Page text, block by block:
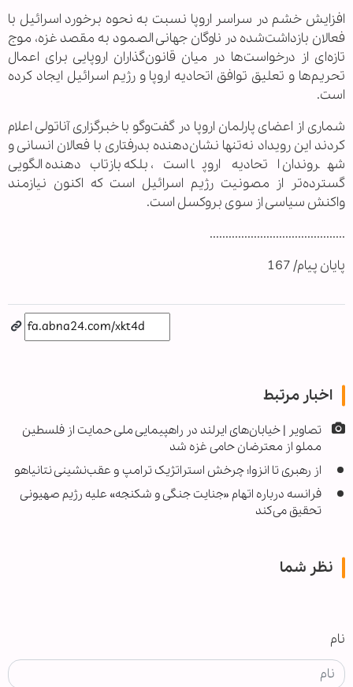
افزایش خشم در سراسر اروپا نسبت به نحوه برخورد اسرائیل با
فعالان بازداشت‌شده در ناوگان جهانی الصمود به مقصد غزه، موج
تازه‌ای از درخواست‌ها در میان قانون‌گذاران اروپایی برای اعمال
تحریم‌ها و تعلیق توافق اتحادیه اروپا و رژیم اسرائیل ایجاد کرده
است.
شماری از اعضای پارلمان اروپا در گفت‌وگو با خبرگزاری آناتولی اعلام
کردند این رویداد نه‌تنها نشان‌دهنده بدرفتاری با فعالان انسانی و
شهروندان اتحادیه اروپا است، بلکه بازتاب‌دهنده الگویی
گسترده‌تر از مصونیت رژیم اسرائیل است که اکنون نیازمند
واکنش سیاسی از سوی بروکسل است.
...........................................
پایان پیام/ 167
اخبار مرتبط
تصاویر | خیابان‌های ایرلند در راهپیمایی ملی حمایت از فلسطین
مملو از معترضان حامی غزه شد
از رهبری تا انزوا؛ چرخش استراتژیک ترامپ و عقب‌نشینی نتانیاهو
فرانسه درباره اتهام «جنایت جنگی و شکنجه» علیه رژیم صهیونی
تحقیق می‌کند
نظر شما
نام